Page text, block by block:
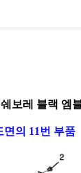
보레 블랙 엠
면의 11번 부품